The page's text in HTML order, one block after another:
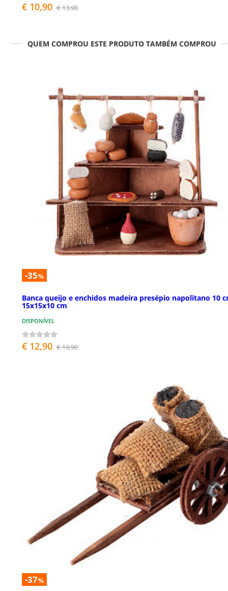
€ 10,90 € 13,90
QUEM COMPROU ESTE PRODUTO TAMBÉM COMPROU
-35%
Banca queijo e enchidos madeira presépio napolitano 10
15x15x10 cm
DISPONÍVEL
€ 12,90 € 19,90
-37%